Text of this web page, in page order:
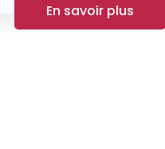
En savoir plus